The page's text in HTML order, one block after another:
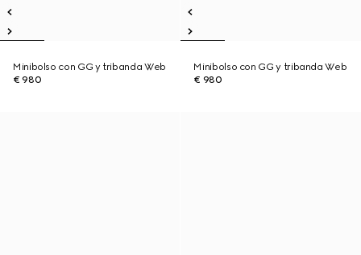
Minibolso con GG y tribanda Web
€ 980
Minibolso con GG y tribanda Web
€ 980